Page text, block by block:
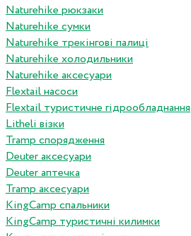
Naturehike рюкзаки
Naturehike сумки
Naturehike трекінгові палиці
Naturehike холодильники
Naturehike аксесуари
Flextail насоси
Flextail туристичне гідрообладнання
Litheli візки
Tramp спорядження
Deuter аксесуари
Deuter аптечка
Tramp аксесуари
KingCamp спальники
KingCamp туристичні килимки